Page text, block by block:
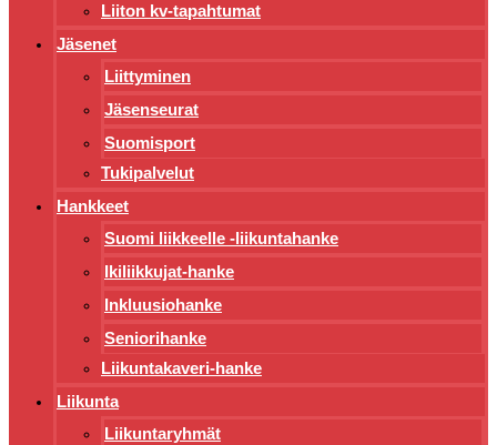
Liiton kv-tapahtumat
Jäsenet
Liittyminen
Jäsenseurat
Suomisport
Tukipalvelut
Hankkeet
Suomi liikkeelle -liikuntahanke
Ikiliikkujat-hanke
Inkluusiohanke
Seniorihanke
Liikuntakaveri-hanke
Liikunta
Liikuntaryhmät